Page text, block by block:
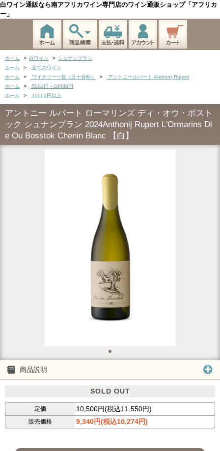
白ワイン通販なら南アフリカワイン専門店のワイン通販ショップ「アフリカ
ー」
ホーム > 白ワイン > シュナンブラン
ホーム
>
全てのワイン
ホーム
> ワイナリー一覧（五十音順） >
アントニールパート Anthonij Rupert
ホーム
>
5001円～10000円
ホーム
> 10001円以上
アントニー ルパート ローマリンズ ディ・オウ・ボスト
ック シュナンブラン 2024Anthonij Rupert L'Ormarins Di
e Ou Bosstok Chenin Blanc 【白】
商品説明
SOLD OUT
定価 10,500円(税込11,550円)
販売価格 9,340円(税込10,274円)